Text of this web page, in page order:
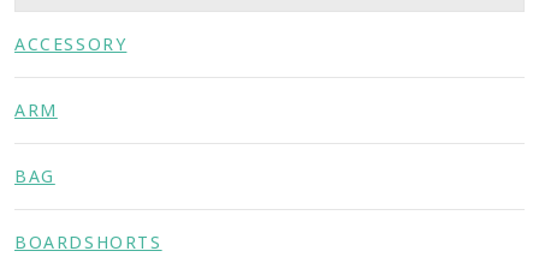
ACCESSORY
ARM
BAG
BOARDSHORTS